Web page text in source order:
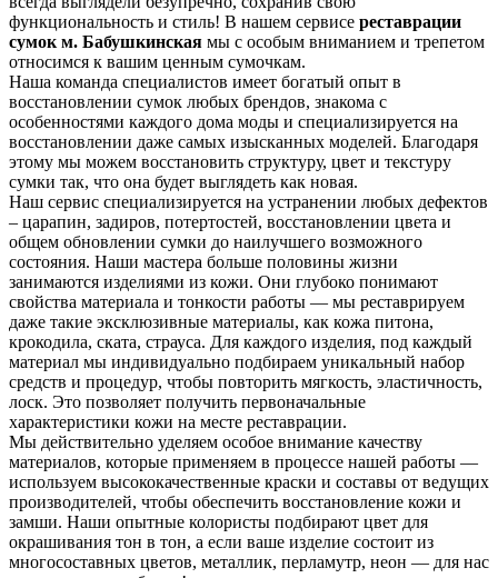
функциональность и стиль! В нашем сервисе реставрации
сумок м. Бабушкинская мы с особым вниманием и трепетом
относимся к вашим ценным сумочкам.
Наша команда специалистов имеет богатый опыт в
восстановлении сумок любых брендов, знакома с
особенностями каждого дома моды и специализируется на
восстановлении даже самых изысканных моделей. Благодаря
этому мы можем восстановить структуру, цвет и текстуру
сумки так, что она будет выглядеть как новая.
Наш сервис специализируется на устранении любых дефектов
– царапин, задиров, потертостей, восстановлении цвета и
общем обновлении сумки до наилучшего возможного
состояния. Наши мастера больше половины жизни
занимаются изделиями из кожи. Они глубоко понимают
свойства материала и тонкости работы — мы реставрируем
даже такие эксклюзивные материалы, как кожа питона,
крокодила, ската, страуса. Для каждого изделия, под каждый
материал мы индивидуально подбираем уникальный набор
средств и процедур, чтобы повторить мягкость, эластичность,
лоск. Это позволяет получить первоначальные
характеристики кожи на месте реставрации.
Мы действительно уделяем особое внимание качеству
материалов, которые применяем в процессе нашей работы —
используем высококачественные краски и составы от ведущих
производителей, чтобы обеспечить восстановление кожи и
замши. Наши опытные колористы подбирают цвет для
окрашивания тон в тон, а если ваше изделие состоит из
многосоставных цветов, металлик, перламутр, неон — для нас